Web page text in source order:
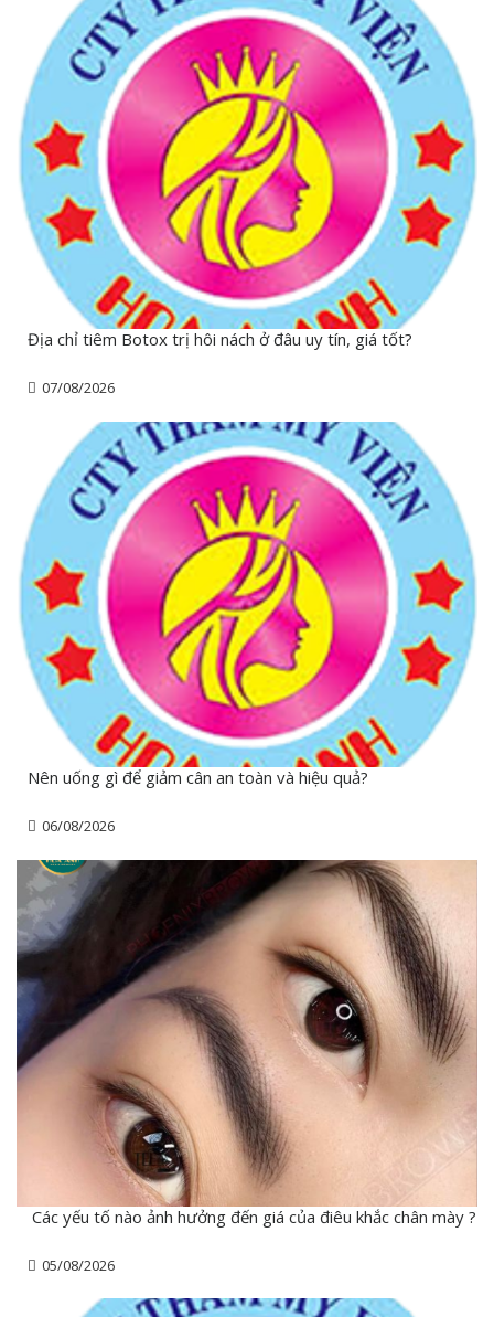
Địa chỉ tiêm Botox trị hôi nách ở đâu uy tín, giá tốt?
07/08/2026
Nên uống gì để giảm cân an toàn và hiệu quả?
06/08/2026
Các yếu tố nào ảnh hưởng đến giá của điêu khắc chân mày ?
05/08/2026